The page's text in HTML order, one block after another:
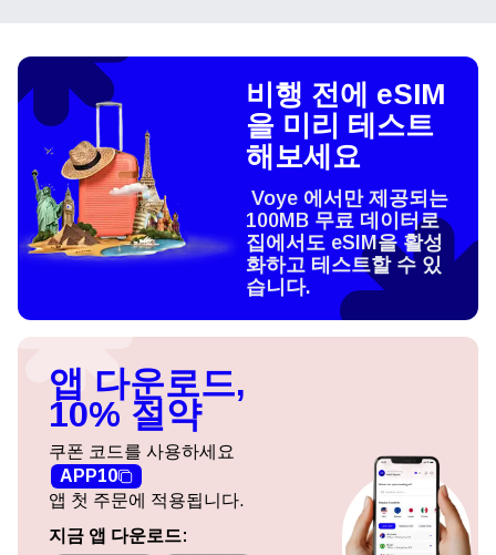
비행 전에 eSIM
을 미리 테스트
해보세요
Voye 에서만 제공되는
100MB 무료 데이터로
집에서도 eSIM을 활성
화하고 테스트할 수 있
습니다.
앱 다운로드,
10% 절약
쿠폰 코드를 사용하세요
APP10
앱 첫 주문에 적용됩니다.
지금 앱 다운로드: